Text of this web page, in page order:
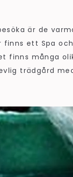
är de
ett Spa
finns många
trädgård